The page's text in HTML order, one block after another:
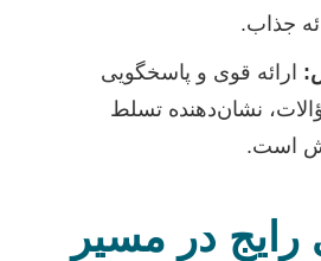
جذاب.
ارائه قوی و پاسخگویی
نشان‌دهنده تسلط
است.
در مسیر